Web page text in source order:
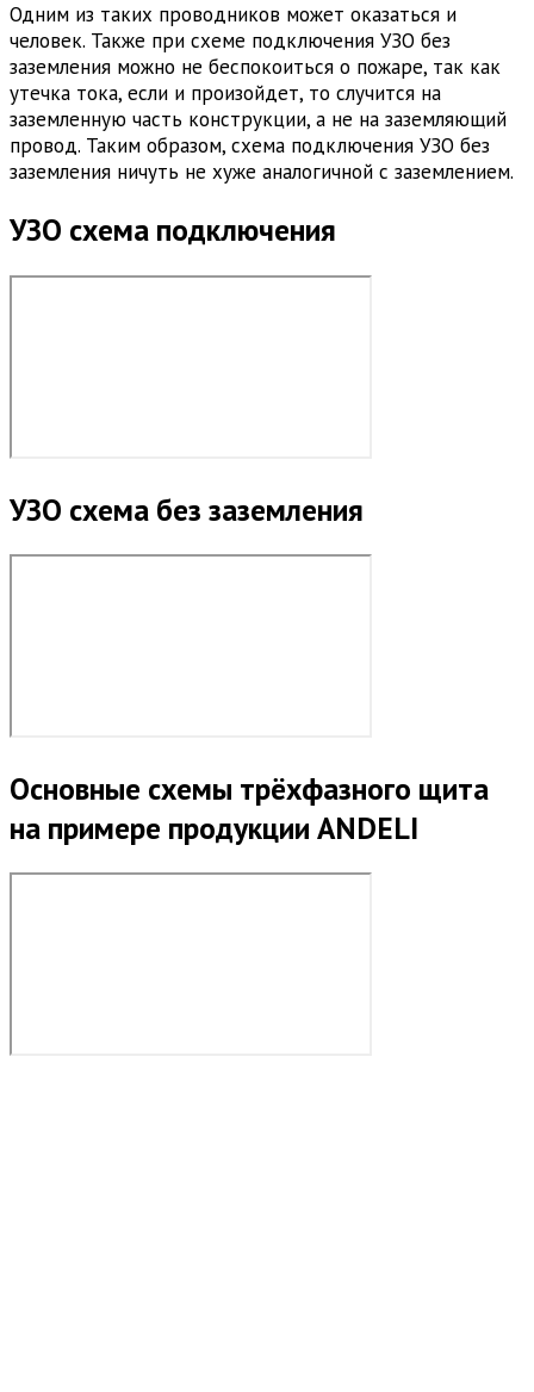
Одним из таких проводников может оказаться и
человек. Также при схеме подключения УЗО без
заземления можно не беспокоиться о пожаре, так как
утечка тока, если и произойдет, то случится на
заземленную часть конструкции, а не на заземляющий
провод. Таким образом, схема подключения УЗО без
заземления ничуть не хуже аналогичной с заземлением.
УЗО схема подключения
УЗО схема без заземления
Основные схемы трёхфазного щита
на примере продукции ANDELI